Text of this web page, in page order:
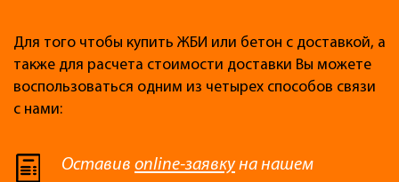
Для того чтобы купить ЖБИ или бетон с доставкой, а
также для расчета стоимости доставки Вы можете
воспользоваться одним из четырех способов связи
с нами:
Оставив online-заявкуна нашем